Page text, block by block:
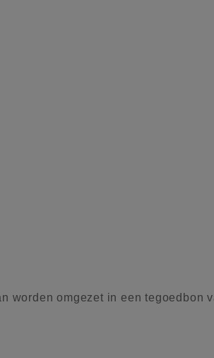
worden omgezet in een tegoedbon